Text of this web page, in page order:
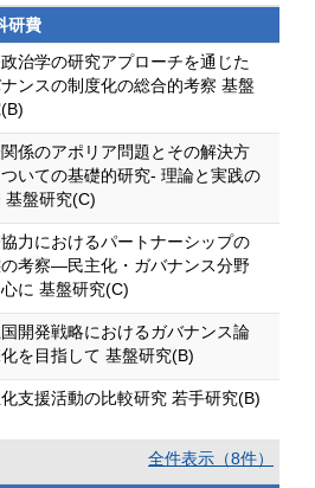
研費
治学の研究アプローチを通じた
ンスの制度化の総合的考察 基盤
係のアポリア問題とその解決方
いての基礎的研究- 理論と実践の
基盤研究(C)
力におけるパートナーシップの
考察―民主化・ガバナンス分野
に 基盤研究(C)
開発戦略におけるガバナンス論
を目指して 基盤研究(B)
支援活動の比較研究 若手研究(B)
全件表示（8件）